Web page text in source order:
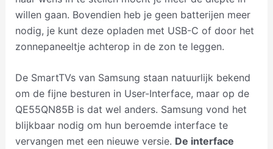
willen gaan. Bovendien heb je geen batterijen meer
nodig, je kunt deze opladen met USB-C of door het
zonnepaneeltje achterop in de zon te leggen.
De SmartTVs van Samsung staan natuurlijk bekend
om de fijne besturen in User-Interface, maar op de
QE55QN85B is dat wel anders. Samsung vond het
blijkbaar nodig om hun beroemde interface te
vervangen met een nieuwe versie. De interface